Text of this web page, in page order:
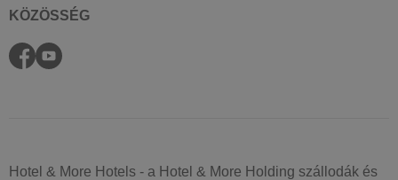
KÖZÖSSÉG
Hotel & More Hotels - a Hotel & More Holding szállodák és